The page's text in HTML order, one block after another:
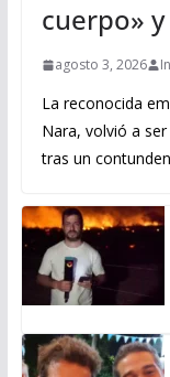
cuerpo»
agosto 3, 2026
La reconocida
Nara, volvió a
tras un